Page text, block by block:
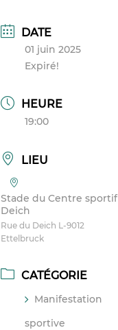
DATE
01 juin 2025
Expiré!
HEURE
19:00
LIEU
Stade du Centre sportif
Deich
Rue du Deich L-9012
Ettelbruck
CATÉGORIE
Manifestation
sportive